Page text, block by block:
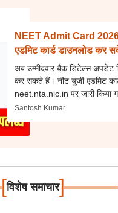
NEET Admit Card
एडमिट कार्ड डाउनलोड कर
अब उम्मीदवार बैंक डिटेल्स अपडेट
कर सकते हैं। नीट यूजी एडमिट
neet.nta.nic.in पर जारी किया
Santosh Kumar
[विशेष समाचार]